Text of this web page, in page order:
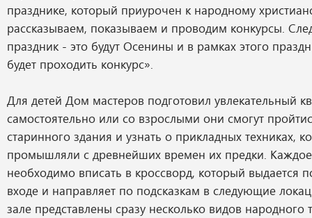
празднике, который приурочен к народному
рассказываем, показываем и проводим конкурсы.
праздник - это будут Осенины и в рамках этого
будет проходить конкурс».
Для детей Дом мастеров подготовил увлекательный
самостоятельно или со взрослыми они смогут
старинного здания и узнать о прикладных техниках,
промышляли с древнейших времен их предки.
необходимо вписать в кроссворд, который выдается
входе и направляет по подсказкам в следующие
зале представлены сразу несколько видов народного